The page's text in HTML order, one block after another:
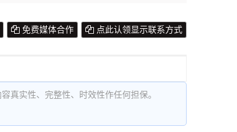
点此认领显示联系方式
免费媒体合作
真实性、完整性、时效性作任何担保。